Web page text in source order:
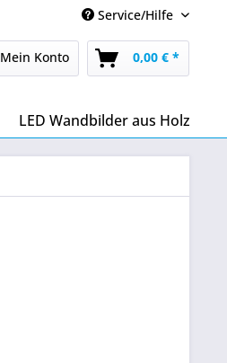
Service/Hilfe
Mein Konto 0,00 € *
LED Wandbilder aus Holz